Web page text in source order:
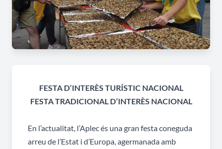
FESTA D’INTERÈS TURÍSTIC NACIONAL
FESTA TRADICIONAL D’INTERÈS NACIONAL
En l’actualitat, l’Aplec és una gran festa coneguda
arreu de l’Estat i d’Europa, agermanada amb